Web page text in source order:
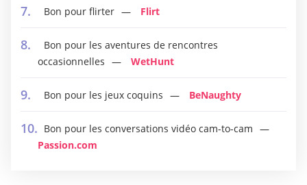
Bon pour flirter Flirt
Bon pour les aventures de rencontres
occasionnelles
WetHunt
Bon pour les jeux coquins BeNaughty
Bon pour les conversations vidéo cam-to-cam
Passion.com